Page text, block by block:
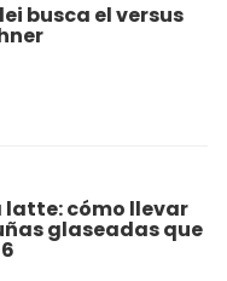
busca el versus
cómo llevar
glaseadas que